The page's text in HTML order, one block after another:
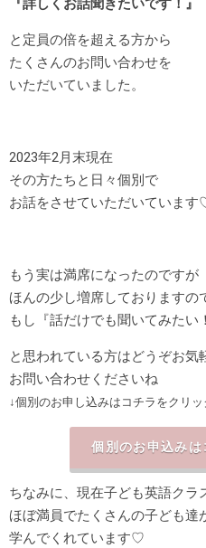
『詳しくお話聞きたいです！』
と定員の倍を超える方から
たくさんのお問い合わせを
いただいていました。
2023年2月末現在
その方たちと日々個別で
お話をさせていただいていま
もう実は満席になったのですが
ほんの少し増席しておりますの
もし『話だけでも聞いてみたい
と思われている方はどうぞお気
お問い合わせくださいね
↓個別のお申し込みはコチラをクリ
個別のお申込みは
ちなみに、現在子ども英語クラ
ほぼ満員でたくさんの子ども達
学んでくれています♡